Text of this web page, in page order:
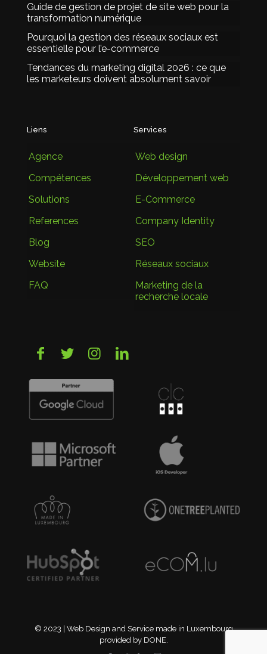
Guide de gestion de projet de site web pour la
transformation numérique
Pourquoi la gestion des réseaux sociaux est
essentielle pour l’e-commerce
Tendances du marketing digital 2026 : ce que
les marketeurs doivent absolument savoir
Liens
Agence
Compétences
Solutions
References
Blog
Website
FAQ
Services
Web design
Développement web
E-Commerce
Company Identity
SEO
Réseaux sociaux
Marketing de la
recherche locale
© 2023 | Web Design and Service made in Luxembourg
provided by DONE.